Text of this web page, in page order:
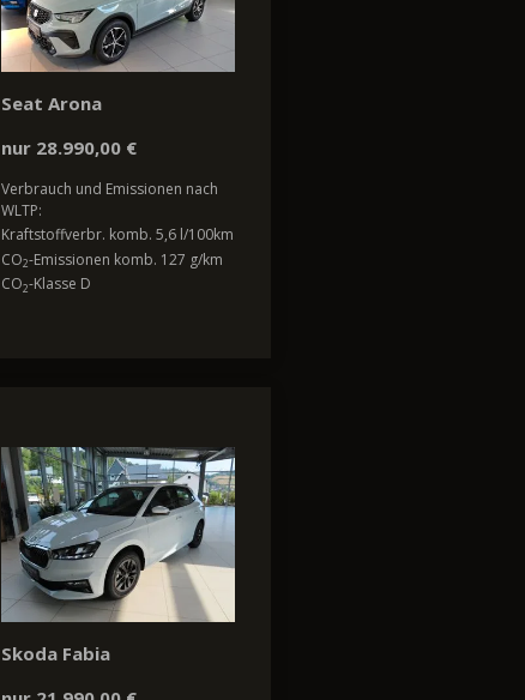
Seat Arona
nur 28.990,00 €
Verbrauch und Emissionen nach
WLTP:
Kraftstoffverbr. komb. 5,6 l/100km
CO2-Emissionen komb. 127 g/km
CO2-Klasse D
Skoda Fabia